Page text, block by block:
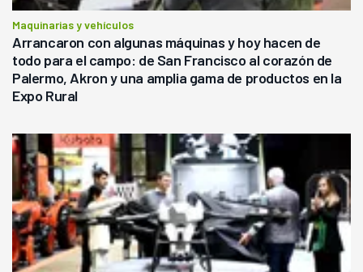
Maquinarias y vehículos
Arrancaron con algunas máquinas y hoy hacen de
todo para el campo: de San Francisco al corazón de
Palermo, Akron y una amplia gama de productos en la
Expo Rural